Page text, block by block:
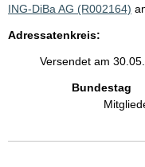
ING-DiBa AG (R002164)
Adressatenkreis:
Versendet am
Bundestag